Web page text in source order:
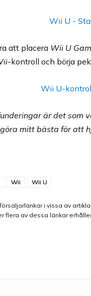
att placera Wii U
-kontroll och börja
är det som
mitt bästa för att
Wii Wii U
i vissa av
flera av dessa länkar